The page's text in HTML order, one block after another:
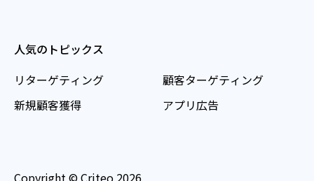
人気のトピックス
リターゲティング
新規顧客獲得
顧客ターゲティング
アプリ広告
Copyright © Criteo 2026